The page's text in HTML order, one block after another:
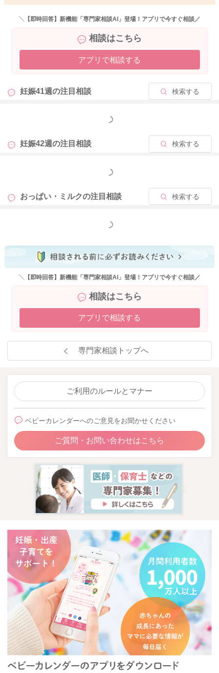
い。
様子を見ながら右を7分、左を5分と少しずつ延ばしてみてもい
ゲップをさせてもらってもいいですよ。
寝てしまいそうでしたら、ゲップをさせながら、起こしてみる
どうぞよろしくお願いします。
＼【即時回答】新機能「専門家相談AI」登場！アプリで今すぐ相談／
相談はこちら
アプリで相談する
妊娠41週の注目相談 検索する
もっと見る
妊娠42週の注目相談 検索する
もっと見る
おっぱい・ミルクの注目相談 検索する
もっと見る
＼【即時回答】新機能「専門家相談AI」登場！アプリで今すぐ相談／
相談はこちら
アプリで相談する
専門家相談トップへ
ご利用のルールとマナー
ベビーカレンダーへのご意見をお聞かせください
ご質問・お問い合わせはこちら